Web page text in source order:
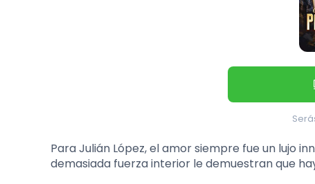
Para Julián López, el amor siempre fue un lujo
demasiada fuerza interior le demuestran que